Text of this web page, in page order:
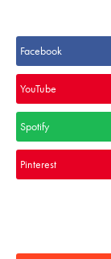
Facebook
YouTube
Spotify
Pinterest